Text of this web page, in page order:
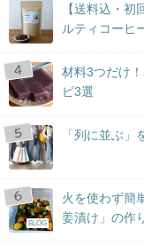
【送料込・
ルティコーヒ
材料3つだけ
ピ3選
「列に並ぶ」
BLOG
火を使わず簡
姜漬け」の作